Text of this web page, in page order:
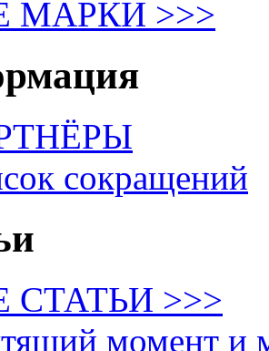
МАРКИ >>>
сокращений
СТАТЬИ >>>
момент и